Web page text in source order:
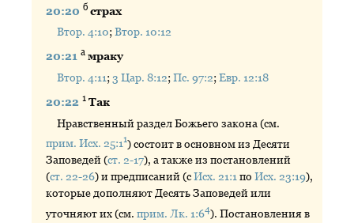
20:20б страх
Втор. 4:10;Втор. 10:12
20:21а мраку
Втор. 4:11; 3 Цар. 8:12;Пс. 97:2;Евр. 12:18
20:221 Так
Нравственный раздел Божьего закона (см.
прим. Исх. 25:11) состоит в основном из Десяти
Заповедей (ст. 2-17), а также из постановлений
(ст. 22-26) и предписаний (сИсх. 21:1поИсх. 23:19),
которые дополняют Десять Заповедей или
уточняют их (см.прим. Лк. 1:64). Постановления в